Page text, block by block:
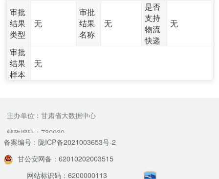
审批
结果
类型
无
审批
结果
名称
无
是否
支持
物流
快递
无
审批
结果
样本
无
主办单位：甘肃省大数据中心
邮政编码：730030
备案编号：陇ICP备2021003653号-2
甘公安网备：62010202003515
网站标识码：6200000113